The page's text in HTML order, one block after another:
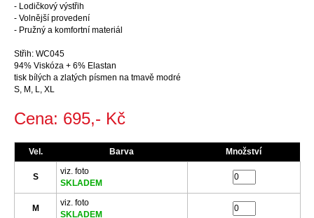
- Lodičkový výstřih
- Volnější provedení
- Pružný a komfortní materiál
Střih: WC045
94% Viskóza + 6% Elastan
tisk bílých a zlatých písmen na tmavě modré
S, M, L, XL
Cena: 695,- Kč
Vel. Barva Množství
S
viz. foto
SKLADEM
M
viz. foto
SKLADEM